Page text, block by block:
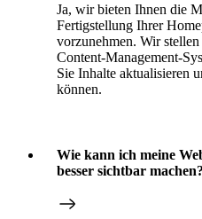
Ja, wir bieten Ihnen die
Fertigstellung Ihrer
vorzunehmen. Wir
Content-Management-
Sie Inhalte aktualisieren
können.
Wie kann ich meine
besser sichtbar machen?